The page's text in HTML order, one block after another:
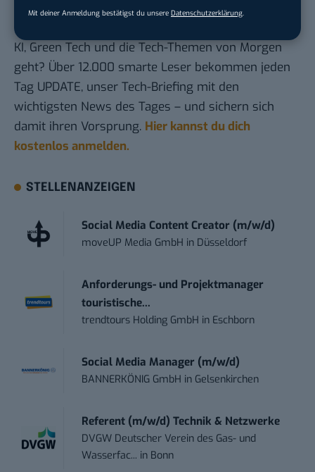
Mit deiner Anmeldung bestätigst du unsere Datenschutzerklärung.
Du möchtest nicht abgehängt werden
KI, Green Tech und die Tech-Themen von Morgen
geht? Über 12.000 smarte Leser bekommen jeden
Tag UPDATE, unser Tech-Briefing mit den
wichtigsten News des Tages – und sichern sich
damit ihren Vorsprung. Hier kannst du dich
kostenlos anmelden.
STELLENANZEIGEN
Social Media Content Creator (m/w/d)
moveUP Media GmbH in Düsseldorf
Anforderungs- und Projektmanager
touristische...
trendtours Holding GmbH in Eschborn
Social Media Manager (m/w/d)
BANNERKÖNIG GmbH in Gelsenkirchen
Referent (m/w/d) Technik & Netzwerke
DVGW Deutscher Verein des Gas- und
Wasserfac... in Bonn